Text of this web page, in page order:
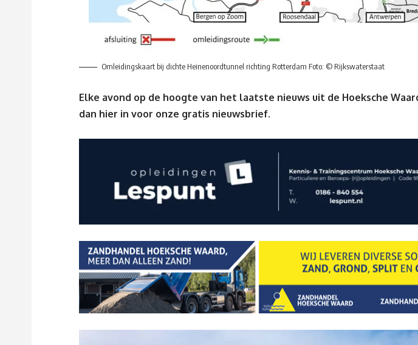
Omleidingskaart bij dichte Heinenoordtunnel richting Rotterdam Foto: © Rijkswaterstaat
Elke avond op de hoogte van het laatste nieuws uit de Hoeksche
dan hier in voor onze gratis nieuwsbrief.